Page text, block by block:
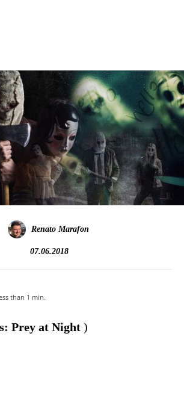
Renato Marafon
07.06.2018
than 1 min.
Prey at Night )